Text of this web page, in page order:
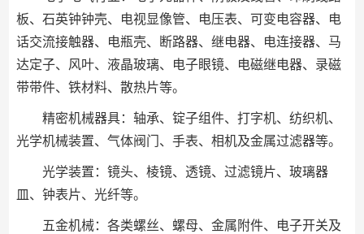
板、石英钟钟壳、电视显像管、电压表、可变电容器、电
话交流接触器、电瓶壳、断路器、继电器、电连接器、马
达定子、风叶、液晶玻璃、电子眼镜、电磁继电器、录磁
带带件、铁材料、散热片等。
精密机械器具：轴承、锭子组件、打字机、纺织机、
光学机械装置、气体阀门、手表、相机及金属过滤器等。
光学装置：镜头、棱镜、透镜、过滤镜片、玻璃器
皿、钟表片、光纤等。
五金机械：各类螺丝、螺母、金属附件、电子开关及